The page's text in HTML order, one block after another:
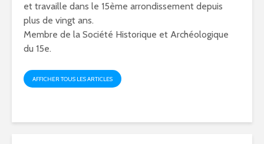
et travaille dans le 15ème arrondissement depuis
plus de vingt ans.
Membre de la Société Historique et Archéologique
du 15e.
AFFICHER TOUS LES ARTICLES